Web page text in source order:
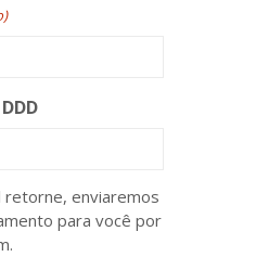
retorne, enviaremos
para você por